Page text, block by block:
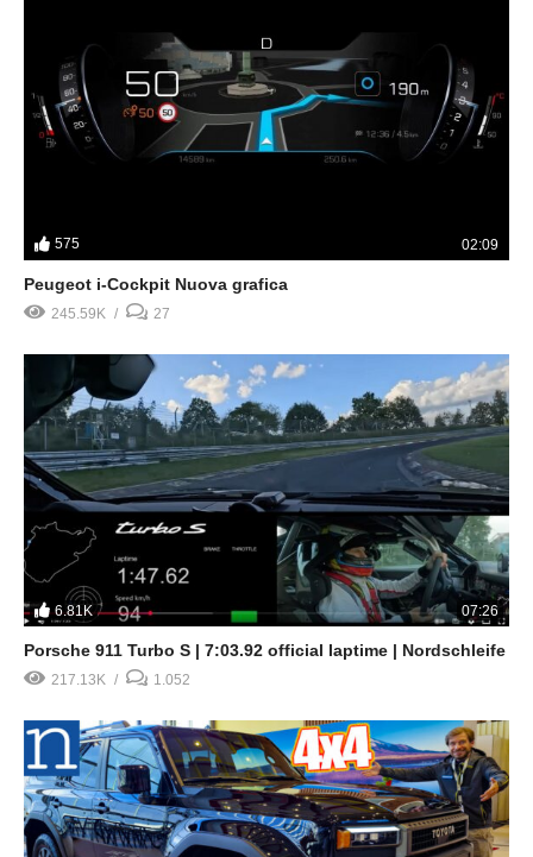
575 02:09
Peugeot i-Cockpit Nuova grafica
245.59K 27
6.81K 07:26
Porsche 911 Turbo S | 7:03.92 official laptime | Nordschleife
217.13K 1.052